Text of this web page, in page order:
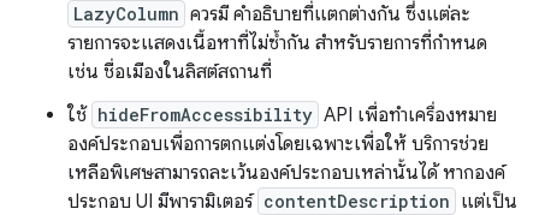
LazyColumn ควรมี คำอธิบายที่แตกต่างกัน ซึ่งแต่ละ
รายการจะแสดงเนื้อหาที่ไม่ซ้ำกัน สำหรับรายการที่กำหนด
เช่น ชื่อเมืองในลิสต์สถานที่
ใช้ hideFromAccessibility API เพื่อทำเครื่องหมาย
องค์ประกอบเพื่อการตกแต่งโดยเฉพาะเพื่อให้ บริการช่วย
เหลือพิเศษสามารถละเว้นองค์ประกอบเหล่านั้นได้ หากองค์
ประกอบ UI มีพารามิเตอร์ contentDescription แต่เป็น